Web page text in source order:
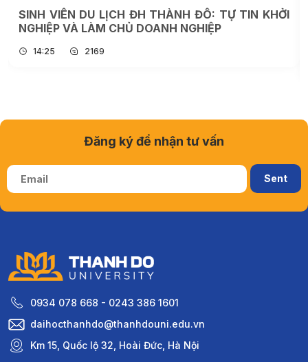
SINH VIÊN DU LỊCH ĐH THÀNH ĐÔ: TỰ TIN KHỞI
NGHIỆP VÀ LÀM CHỦ DOANH NGHIỆP
14:25 2169
0934 078 668 - 0243 386 1601
daihocthanhdo@thanhdouni.edu.vn
Km 15, Quốc lộ 32, Hoài Đức, Hà Nội
Đăng ký để nhận tư vấn